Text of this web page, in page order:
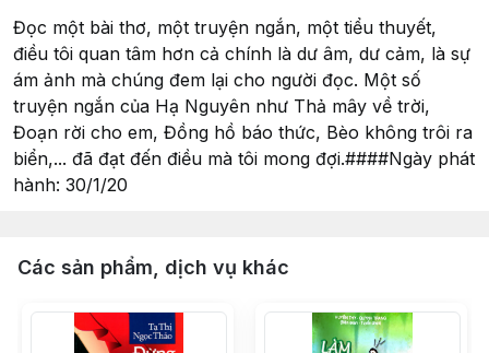
Đọc một bài thơ, một truyện ngắn, một tiểu thuyết,
điều tôi quan tâm hơn cả chính là dư âm, dư cảm, là sự
ám ảnh mà chúng đem lại cho người đọc. Một số
truyện ngắn của Hạ Nguyên như Thả mây về trời,
Đoạn rời cho em, Đồng hồ báo thức, Bèo không trôi ra
biển,... đã đạt đến điều mà tôi mong đợi.####Ngày phát
hành: 30/1/20
Các sản phẩm, dịch vụ khác